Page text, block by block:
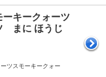
ーキークォーツ
まに ほうじ
ツスモーキークォー